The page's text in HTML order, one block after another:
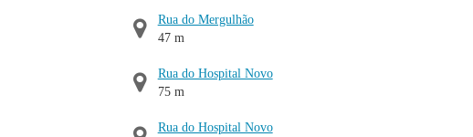
Rua do Mergulhão
47 m
Rua do Hospital Novo
75 m
Rua do Hospital Novo